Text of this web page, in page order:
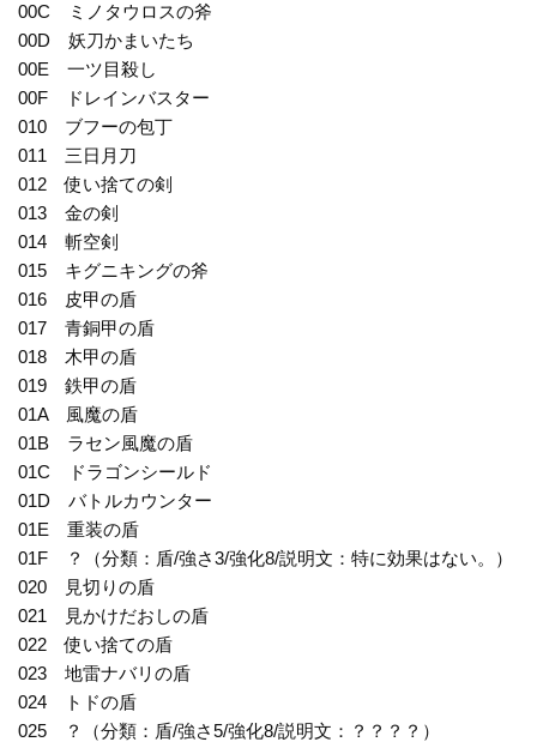
00C ミノタウロスの斧
00D 妖刀かまいたち
00E 一ツ目殺し
00F ドレインバスター
010 ブフーの包丁
011 三日月刀
012 使い捨ての剣
013 金の剣
014 斬空剣
015 キグニキングの斧
016 皮甲の盾
017 青銅甲の盾
018 木甲の盾
019 鉄甲の盾
01A 風魔の盾
01B ラセン風魔の盾
01C ドラゴンシールド
01D バトルカウンター
01E 重装の盾
01F ？（分類：盾/強さ3/強化8/説明文：特に効果はない。）
020 見切りの盾
021 見かけだおしの盾
022 使い捨ての盾
023 地雷ナバリの盾
024 トドの盾
025 ？（分類：盾/強さ5/強化8/説明文：？？？？）